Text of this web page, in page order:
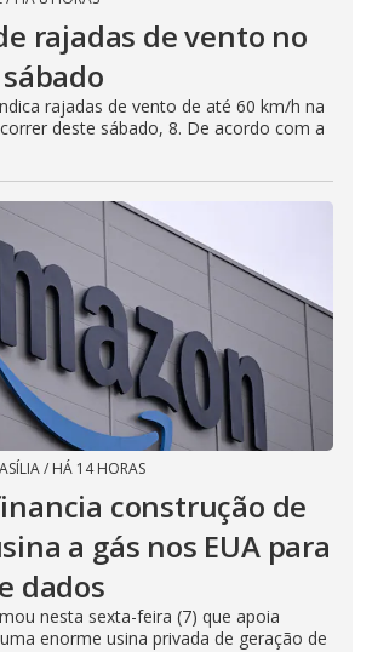
rajadas de vento no
rajadas de vento de até 60 km/h na
deste sábado, 8. De acordo com a
/ HÁ 14 HORAS
construção de
a gás nos EUA para
dados
nesta sexta-feira (7) que apoia
enorme usina privada de geração de